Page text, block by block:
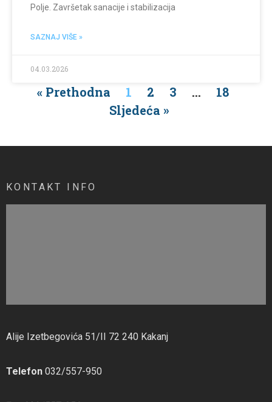
Polje. Završetak sanacije i stabilizacija
SAZNAJ VIŠE »
04.03.2026
« Prethodna 1 2 3 …
18
Sljedeća »
KONTAKT INFO
Alije Izetbegovića 51/II 72 240 Kakanj
Telefon 032/557-950